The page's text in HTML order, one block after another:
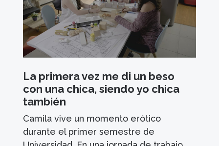
La primera vez me di un beso
con una chica, siendo yo chica
también
Camila vive un momento erótico
durante el primer semestre de